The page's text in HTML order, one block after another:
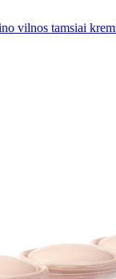
vilnos tamsiai